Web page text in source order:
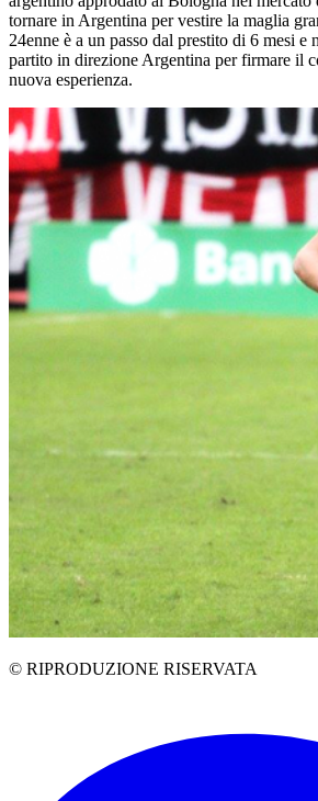
tornare in Argentina per vestire la maglia
24enne è a un passo dal prestito di 6 mesi e
partito in direzione Argentina per firmare il
nuova esperienza.
© RIPRODUZIONE RISERVATA